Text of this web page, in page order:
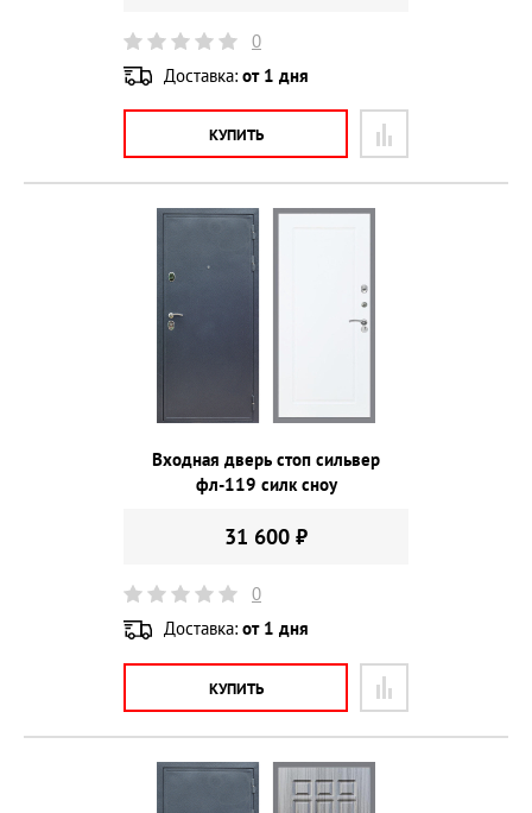
0
Доставка: от 1 дня
КУПИТЬ
Входная дверь стоп сильвер
фл-119 силк сноу
31 600 ₽
0
Доставка: от 1 дня
КУПИТЬ